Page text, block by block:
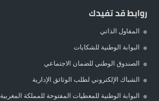
روابط قد تفيدك
المقاول الذاتي
البوابة الوطنية للشكايات
الصندوق الوطني للضمان الاجتماعي
الشباك الإلكتروني لطلب الوثائق الإدارية
البوابة الوطنية للمعطيات المفتوحة للمملكة المغربية